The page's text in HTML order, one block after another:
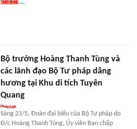
Bộ trưởng Hoàng Thanh Tùng và
các lãnh đạo Bộ Tư pháp dâng
hương tại Khu di tích Tuyên
Quang
Sáng 23/5, Đoàn đại biểu của Bộ Tư pháp do
Đ/c Hoàng Thanh Tùng, Ủy viên Ban chấp